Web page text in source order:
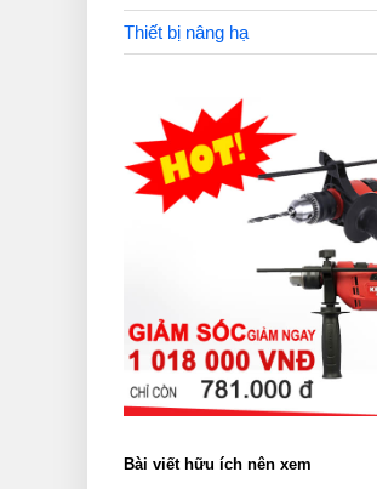
Thiết bị nâng hạ
Bài viết hữu ích nên xem